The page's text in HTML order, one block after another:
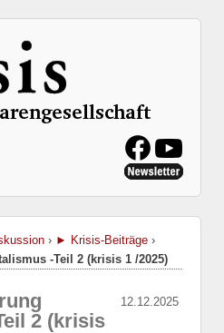
› ► Krisis-Beiträge ›
-Teil 2 (krisis 1 /2025)
12.12.2025
2 (krisis